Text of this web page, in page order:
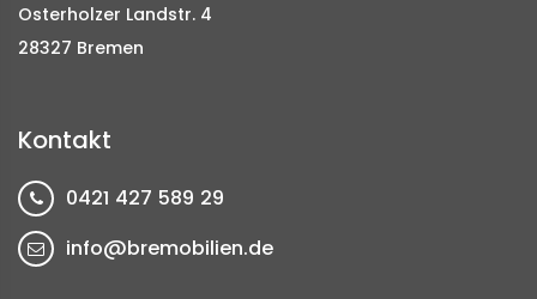
Osterholzer Landstr. 4
28327 Bremen
Kontakt
0421 427 589 29
info@bremobilien.de